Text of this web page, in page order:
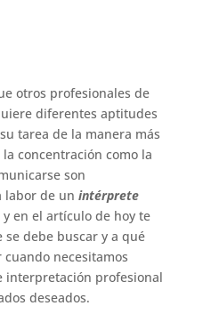
otros profesionales de
diferentes aptitudes
tarea de la manera más
concentración como la
son
labor de un intérprete
y en el artículo de hoy te
debe buscar y a qué
necesitamos
interpretación profesional
deseados.